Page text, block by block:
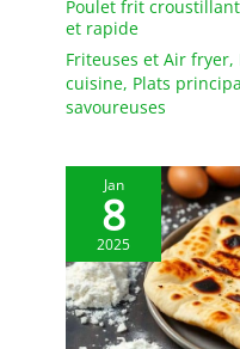
Poulet frit
et rapide
Friteuses et Air fryer,
cuisine, Plats
savoureuses
Jan
8
2025